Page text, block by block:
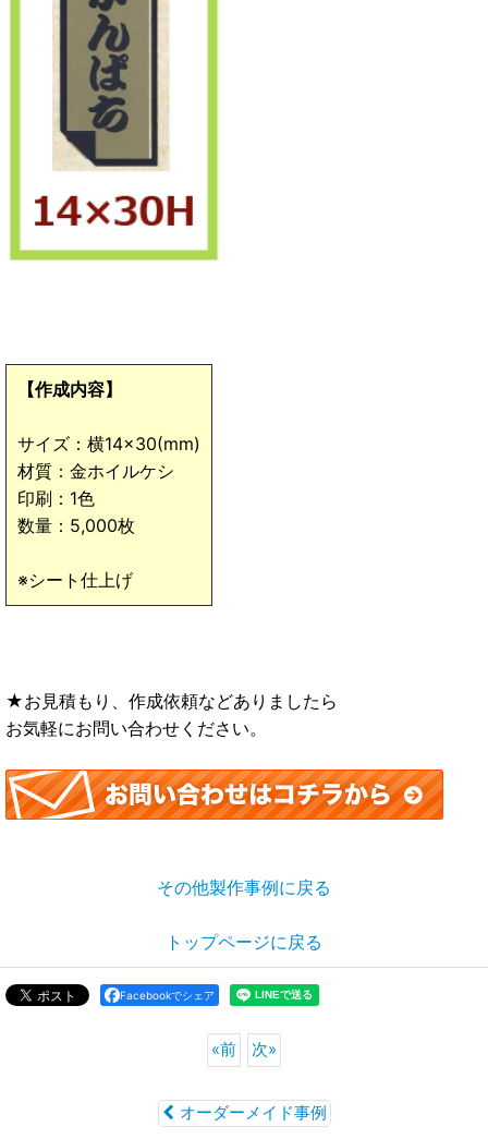
【作成内容】
サイズ：横14×30(mm)
材質：金ホイルケシ
印刷：1色
数量：5,000枚
※シート仕上げ
★お見積もり、作成依頼などありましたら
お気軽にお問い合わせください。
その他製作事例に戻る
トップページに戻る
Facebookでシェア
«前 次»
オーダーメイド事例